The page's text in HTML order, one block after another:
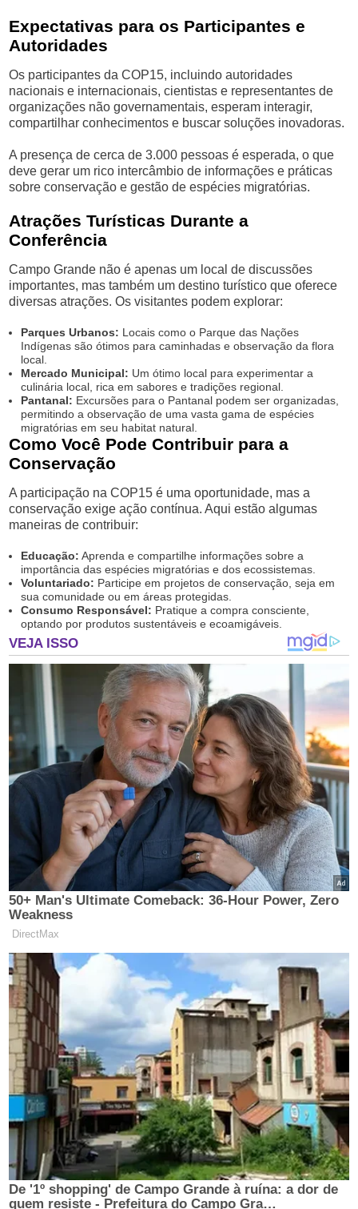
Expectativas para os Participantes e
Autoridades
Os participantes da COP15, incluindo autoridades
nacionais e internacionais, cientistas e representantes de
organizações não governamentais, esperam interagir,
compartilhar conhecimentos e buscar soluções inovadoras.
A presença de cerca de 3.000 pessoas é esperada, o que
deve gerar um rico intercâmbio de informações e práticas
sobre conservação e gestão de espécies migratórias.
Atrações Turísticas Durante a
Conferência
Campo Grande não é apenas um local de discussões
importantes, mas também um destino turístico que oferece
diversas atrações. Os visitantes podem explorar:
Parques Urbanos: Locais como o Parque das Nações
Indígenas são ótimos para caminhadas e observação da flora
local.
Mercado Municipal: Um ótimo local para experimentar a
culinária local, rica em sabores e tradições regional.
Pantanal: Excursões para o Pantanal podem ser organizadas,
permitindo a observação de uma vasta gama de espécies
migratórias em seu habitat natural.
Como Você Pode Contribuir para a
Conservação
A participação na COP15 é uma oportunidade, mas a
conservação exige ação contínua. Aqui estão algumas
maneiras de contribuir:
Educação: Aprenda e compartilhe informações sobre a
importância das espécies migratórias e dos ecossistemas.
Voluntariado: Participe em projetos de conservação, seja em
sua comunidade ou em áreas protegidas.
Consumo Responsável: Pratique a compra consciente,
optando por produtos sustentáveis e ecoamigáveis.